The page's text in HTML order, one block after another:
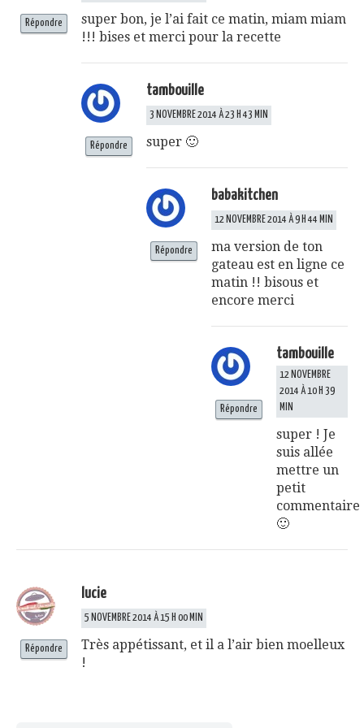
super bon, je l’ai fait ce matin, miam miam
!!! bises et merci pour la recette
Répondre
tambouille
3 NOVEMBRE 2014 À 23 H 43 MIN
super 🙂
Répondre
babakitchen
12 NOVEMBRE 2014 À 9 H 44 MIN
ma version de ton
gateau est en ligne ce
matin !! bisous et
encore merci
Répondre
tambouille
12 NOVEMBRE
2014 À 10 H 39
MIN
super ! Je
suis allée
mettre un
petit
commentaire
🙂
Répondre
lucie
5 NOVEMBRE 2014 À 15 H 00 MIN
Très appétissant, et il a l’air bien moelleux
!
Répondre